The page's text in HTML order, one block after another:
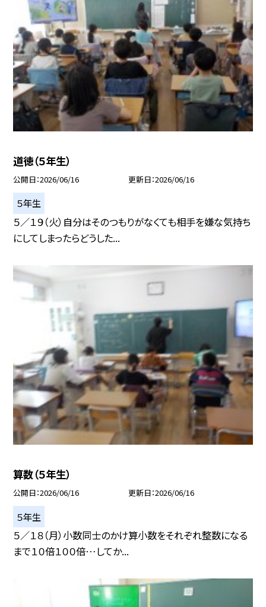
道徳（５年生）
公開日 2026/06/16 更新日 2026/06/16
５年生
５／１９（火）自分はそのつもりがなくても相手を嫌な気持ち
にしてしまったらどうした...
算数（５年生）
公開日 2026/06/16 更新日 2026/06/16
５年生
５／１８（月）小数同士のかけ算小数をそれぞれ整数になる
まで１０倍１００倍…してか...